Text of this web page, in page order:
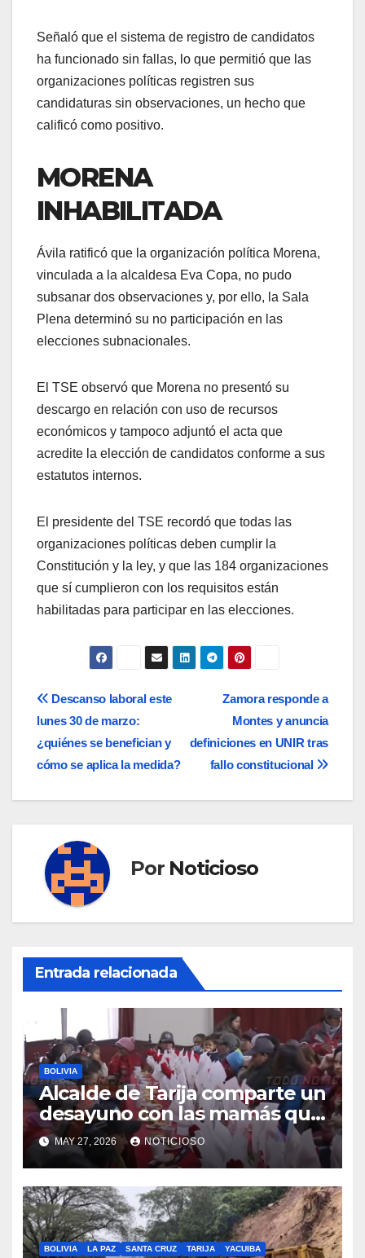
Señaló que el sistema de registro de candidatos
ha funcionado sin fallas, lo que permitió que las
organizaciones políticas registren sus
candidaturas sin observaciones, un hecho que
calificó como positivo.
MORENA
INHABILITADA
Ávila ratificó que la organización política Morena,
vinculada a la alcaldesa Eva Copa, no pudo
subsanar dos observaciones y, por ello, la Sala
Plena determinó su no participación en las
elecciones subnacionales.
El TSE observó que Morena no presentó su
descargo en relación con uso de recursos
económicos y tampoco adjuntó el acta que
acredite la elección de candidatos conforme a sus
estatutos internos.
El presidente del TSE recordó que todas las
organizaciones políticas deben cumplir la
Constitución y la ley, y que las 184 organizaciones
que sí cumplieron con los requisitos están
habilitadas para participar en las elecciones.
Navegación
de
entradas
Zamora responde a
Montes y anuncia
definiciones en UNIR tras
fallo constitucional
Descanso laboral este
lunes 30 de marzo:
¿quiénes se benefician y
cómo se aplica la medida?
Por Noticioso
Entrada relacionada
BOLIVIA
Alcalde de Tarija comparte un
desayuno con las mamás que
trabajan en EMAT, resaltando
la sacrificada labor que
desempeñan en beneficio de
la población
MAY 27, 2026 NOTICIOSO
BOLIVIA LA PAZ SANTA CRUZ TARIJA YACUIBA